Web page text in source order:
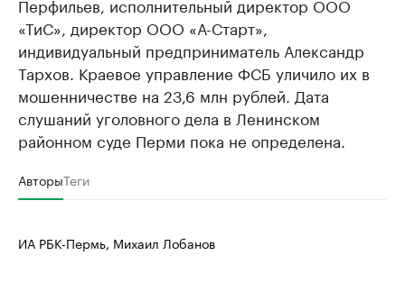
«ТиС», директор ООО «А-Старт»,
индивидуальный предприниматель Александр
Тархов. Краевое управление ФСБ уличило их в
мошенничестве на 23,6 млн рублей. Дата
слушаний уголовного дела в Ленинском
районном суде Перми пока не определена.
АвторыТеги
ИА РБК-Пермь, Михаил Лобанов